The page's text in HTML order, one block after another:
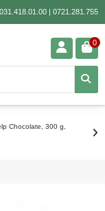
031.418.01.00| 0721.281.755
0
Chocolate, 300 g,